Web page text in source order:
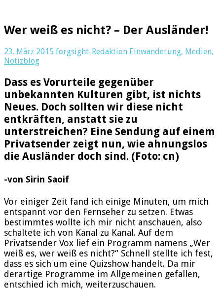
Wer weiß es nicht? – Der Ausländer!
23. März 2015 forgsight-Redaktion Einwanderung, Medien,
Notizblog
Dass es Vorurteile gegenüber
unbekannten Kulturen gibt, ist nichts
Neues. Doch sollten wir diese nicht
entkräften, anstatt sie zu
unterstreichen? Eine Sendung auf einem
Privatsender zeigt nun, wie ahnungslos
die Ausländer doch sind. (Foto: cn)
-von Sirin Saoif
Vor einiger Zeit fand ich einige Minuten, um mich
entspannt vor den Fernseher zu setzen. Etwas
bestimmtes wollte ich mir nicht anschauen, also
schaltete ich von Kanal zu Kanal. Auf dem
Privatsender Vox lief ein Programm namens „Wer
weiß es, wer weiß es nicht?“ Schnell stellte ich fest,
dass es sich um eine Quizshow handelt. Da mir
derartige Programme im Allgemeinen gefallen,
entschied ich mich, weiterzuschauen.